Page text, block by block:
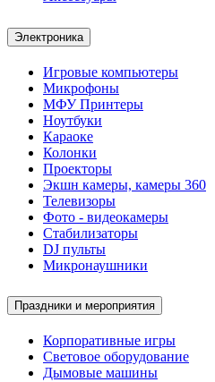
Электроника
Игровые компьютеры
Микрофоны
МФУ Принтеры
Ноутбуки
Караоке
Колонки
Проекторы
Экшн камеры, камеры 360
Телевизоры
Фото - видеокамеры
Стабилизаторы
DJ пульты
Микронаушники
Праздники и мероприятия
Корпоративные игры
Световое оборудование
Дымовые машины